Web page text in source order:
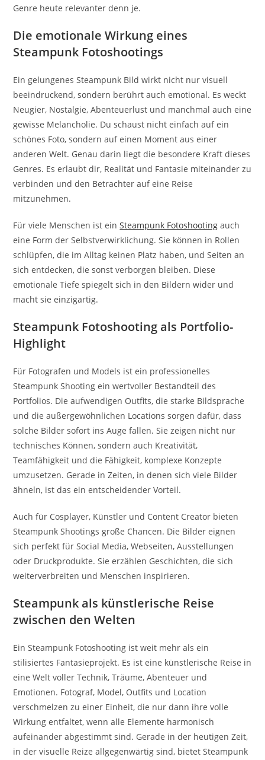
Genre heute relevanter denn je.
Die emotionale Wirkung eines
Steampunk Fotoshootings
Ein gelungenes Steampunk Bild wirkt nicht nur visuell
beeindruckend, sondern berührt auch emotional. Es weckt
Neugier, Nostalgie, Abenteuerlust und manchmal auch eine
gewisse Melancholie. Du schaust nicht einfach auf ein
schönes Foto, sondern auf einen Moment aus einer
anderen Welt. Genau darin liegt die besondere Kraft dieses
Genres. Es erlaubt dir, Realität und Fantasie miteinander zu
verbinden und den Betrachter auf eine Reise
mitzunehmen.
Für viele Menschen ist einSteampunk Fotoshooting auch
eine Form der Selbstverwirklichung. Sie können in Rollen
schlüpfen, die im Alltag keinen Platz haben, und Seiten an
sich entdecken, die sonst verborgen bleiben. Diese
emotionale Tiefe spiegelt sich in den Bildern wider und
macht sie einzigartig.
Steampunk Fotoshooting als Portfolio-
Highlight
Für Fotografen und Models ist ein professionelles
Steampunk Shooting ein wertvoller Bestandteil des
Portfolios. Die aufwendigen Outfits, die starke Bildsprache
und die außergewöhnlichen Locations sorgen dafür, dass
solche Bilder sofort ins Auge fallen. Sie zeigen nicht nur
technisches Können, sondern auch Kreativität,
Teamfähigkeit und die Fähigkeit, komplexe Konzepte
umzusetzen. Gerade in Zeiten, in denen sich viele Bilder
ähneln, ist das ein entscheidender Vorteil.
Auch für Cosplayer, Künstler und Content Creator bieten
Steampunk Shootings große Chancen. Die Bilder eignen
sich perfekt für Social Media, Webseiten, Ausstellungen
oder Druckprodukte. Sie erzählen Geschichten, die sich
weiterverbreiten und Menschen inspirieren.
Steampunk als künstlerische Reise
zwischen den Welten
Ein Steampunk Fotoshooting ist weit mehr als ein
stilisiertes Fantasieprojekt. Es ist eine künstlerische Reise in
eine Welt voller Technik, Träume, Abenteuer und
Emotionen. Fotograf, Model, Outfits und Location
verschmelzen zu einer Einheit, die nur dann ihre volle
Wirkung entfaltet, wenn alle Elemente harmonisch
aufeinander abgestimmt sind. Gerade in der heutigen Zeit,
in der visuelle Reize allgegenwärtig sind, bietet Steampunk